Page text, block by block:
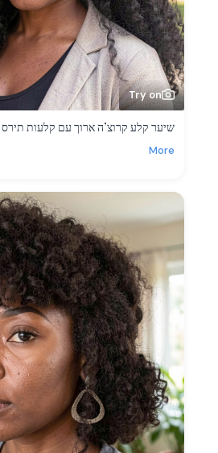
Try on
שיער קלע קרוצ’ה ארוך עם קלעות תירס
More